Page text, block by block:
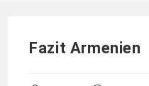
Fazit Armenien